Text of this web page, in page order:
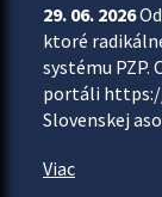
29. 06. 2026
ktoré
systému
portáli
Slovenskej
Viac